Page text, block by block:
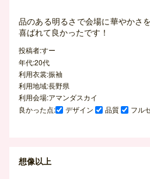
品のある明るさで会場に華やかさ
喜ばれて良かったです！
投稿者:すー
年代:20代
利用衣裳:振袖
利用地域:長野県
利用会場:アマンダスカイ
良かった点:
デザイン 品質 フル
想像以上